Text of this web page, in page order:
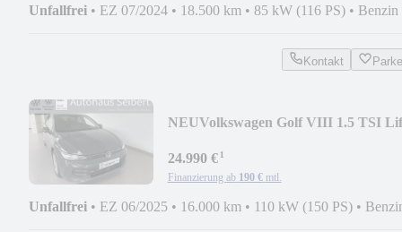
Unfallfrei • EZ 07/2024 • 18.500 km • 85 kW (116 PS) • Benzin
Kontakt
NEUVolkswagen Golf VIII 1.5 TSI
24.990 €¹
Finanzierung ab 190 € mtl.
Unfallfrei • EZ 06/2025 • 16.000 km • 110 kW (150 PS) •